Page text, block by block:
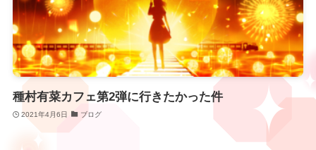
種村有菜カフェ第2弾に行きたかった件
2021年4月6日 ブログ